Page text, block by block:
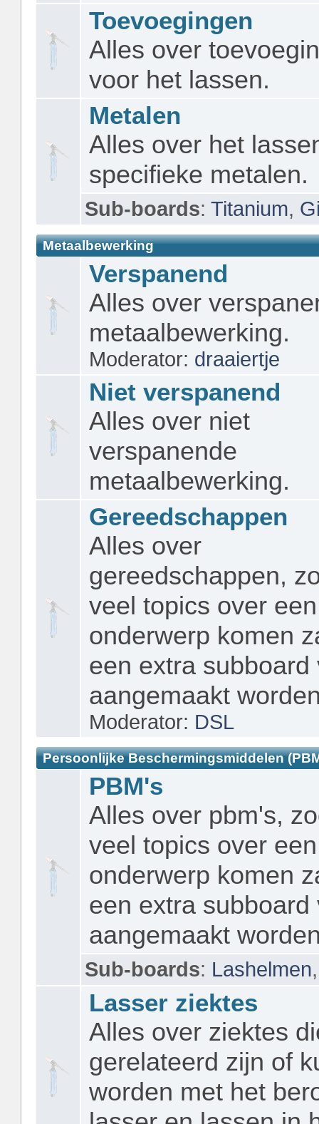
Toevoegingen
Alles over
voor het lassen.
Metalen
Alles over het
specifieke metalen.
Sub-boards: Titanium,
Metaalbewerking
Verspanend
Alles over
metaalbewerking.
Moderator: draaiertje
Niet verspanend
Alles over niet
verspanende
metaalbewerking.
Gereedschappen
Alles over
gereedschappen,
veel topics over een
onderwerp komen
een extra subboard
aangemaakt
Moderator: DSL
Persoonlijke Beschermingsmiddelen
PBM's
Alles over pbm's,
veel topics over een
onderwerp komen
een extra subboard
aangemaakt
Sub-boards: Lashelmen
Lasser ziektes
Alles over ziektes
gerelateerd zijn of
worden met het